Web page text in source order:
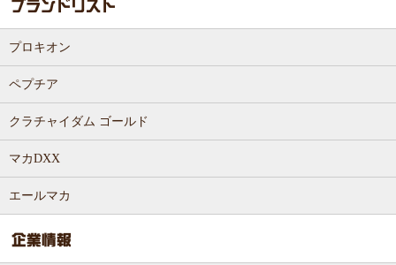
プロキオン
ペプチア
クラチャイダム ゴールド
マカDXX
エールマカ